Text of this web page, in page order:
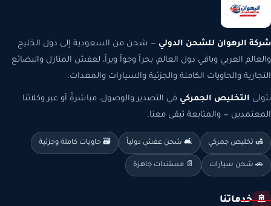
شركة الرهوان للشحن الدولي — شحن من السعودية إلى دول الخليج
والعالم العربي وباقي دول العالم، بحراً وجواً وبراً، لعفش المنازل والبضائع
التجارية والحاويات الكاملة والجزئية والسيارات والمعدات.
نتولى التخليص الجمركي في التصدير والوصول، مباشرةً أو عبر وكلائنا
المعتمدين — والمتابعة تبقى معنا.
🛃 تخليص جمركي 🛋️ شحن عفش دولياً 🗃️ حاويات كاملة وجزئية
🚗 شحن سيارات 📄 مستندات جاهزة
🚢 خدماتنا